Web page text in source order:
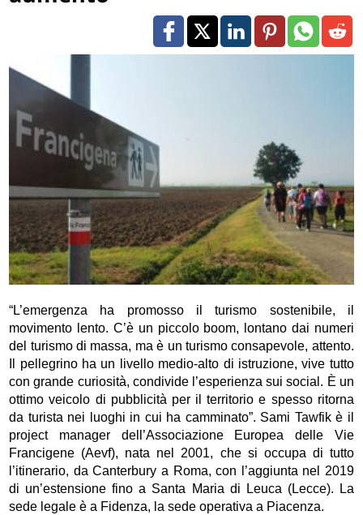
“L’emergenza ha promosso il turismo sostenibile, il
movimento lento. C’è un piccolo boom, lontano dai numeri
del turismo di massa, ma è un turismo consapevole, attento.
Il pellegrino ha un livello medio-alto di istruzione, vive tutto
con grande curiosità, condivide l’esperienza sui social. È un
ottimo veicolo di pubblicità per il territorio e spesso ritorna
da turista nei luoghi in cui ha camminato”. Sami Tawfik è il
project manager dell’Associazione Europea delle Vie
Francigene (Aevf), nata nel 2001, che si occupa di tutto
l’itinerario, da Canterbury a Roma, con l’aggiunta nel 2019
di un’estensione fino a Santa Maria di Leuca (Lecce). La
sede legale è a Fidenza, la sede operativa a Piacenza.